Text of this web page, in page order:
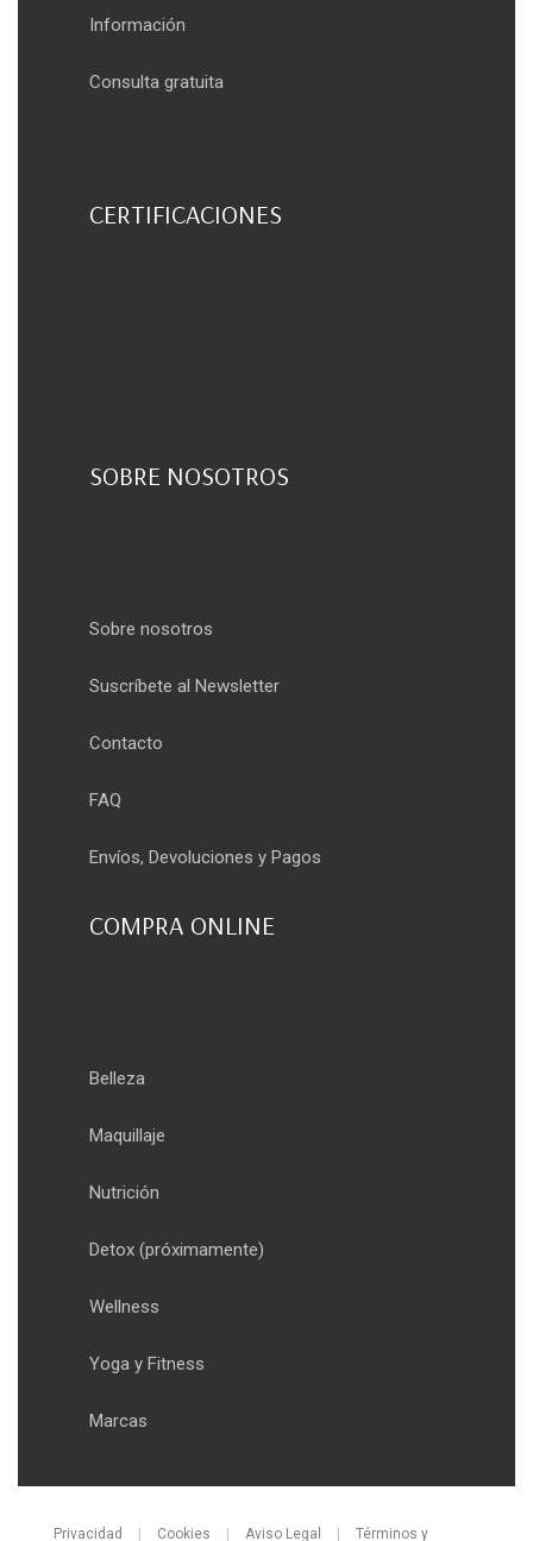
Información
Consulta gratuita
CERTIFICACIONES
SOBRE NOSOTROS
Sobre nosotros
Suscríbete al Newsletter
Contacto
FAQ
Envíos, Devoluciones y Pagos
COMPRA ONLINE
Belleza
Maquillaje
Nutrición
Detox (próximamente)
Wellness
Yoga y Fitness
Marcas
Privacidad Cookies Aviso Legal Términos y